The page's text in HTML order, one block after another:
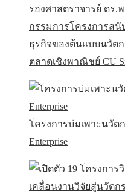
รองศาสตราจารย์ ดร
กรรมการโครงการส
ธุรกิจของต้นแบบนวัต
ตลาดเชิงพาณิชย์ CU
โครงการบ่มเพาะนวัตก
Enterprise